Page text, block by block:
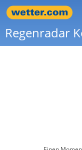
Regenradar